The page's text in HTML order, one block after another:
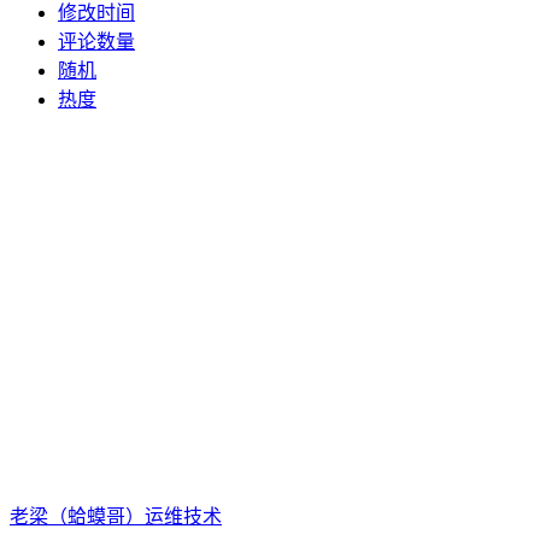
修改时间
评论数量
随机
热度
老梁（蛤蟆哥） 运维技术